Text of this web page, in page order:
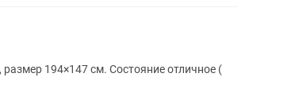
см. Состояние отличное (